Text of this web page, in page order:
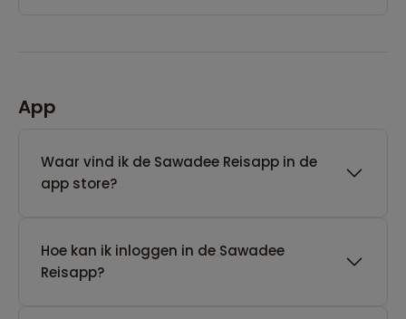
App
Waar vind ik de Sawadee Reisapp in de
app store?
Hoe kan ik inloggen in de Sawadee
Reisapp?